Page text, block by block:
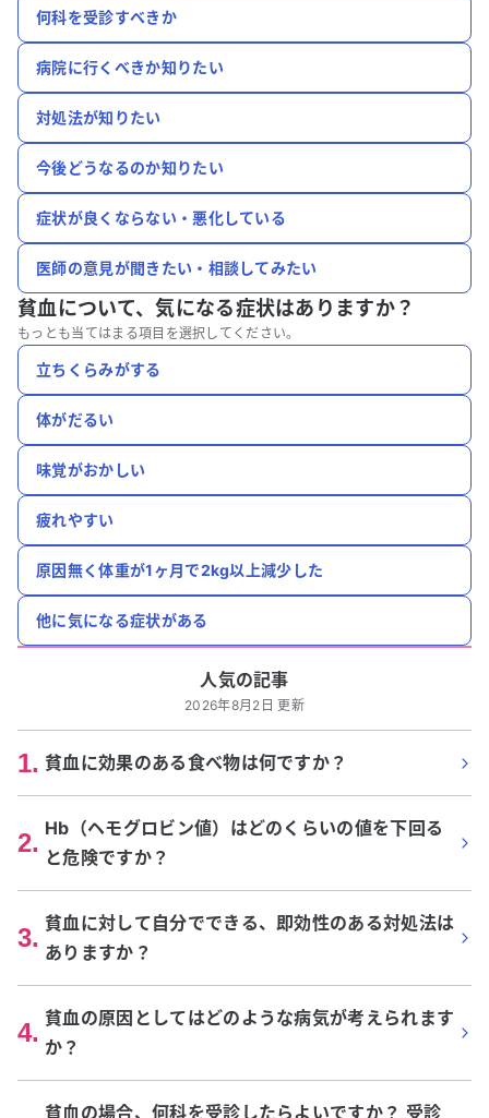
何科を受診すべきか
病院に行くべきか知りたい
対処法が知りたい
今後どうなるのか知りたい
症状が良くならない・悪化している
医師の意見が聞きたい・相談してみたい
貧血について、気になる症状はありますか？
もっとも当てはまる項目を選択してください。
立ちくらみがする
体がだるい
味覚がおかしい
疲れやすい
原因無く体重が1ヶ月で2kg以上減少した
他に気になる症状がある
人気の記事
2026年8月2日 更新
1. 貧血に効果のある食べ物は何ですか？
2. Hb（ヘモグロビン値）はどのくらいの値を下回る
と危険ですか？
3. 貧血に対して自分でできる、即効性のある対処法は
ありますか？
4. 貧血の原因としてはどのような病気が考えられます
か？
貧血の場合、何科を受診したらよいですか？ 受診